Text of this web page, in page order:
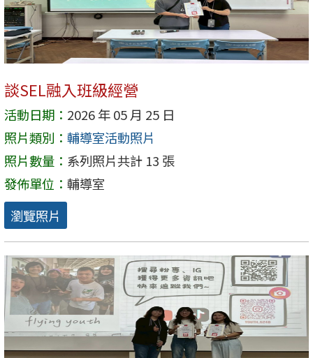
談SEL融入班級經營
活動日期： 2026 年 05 月 25 日
照片類別： 輔導室活動照片
照片數量： 系列照片共計 13 張
發佈單位： 輔導室
瀏覽照片